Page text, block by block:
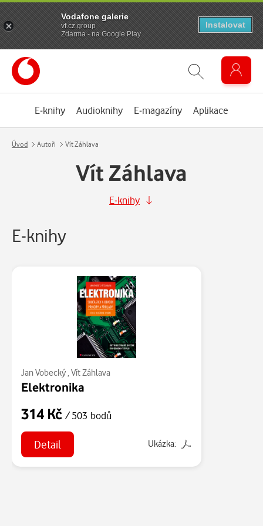
E-knihy Audioknihy E-magazíny Aplikace
Úvod Autoři Vít Záhlava
Vít Záhlava
E-knihy
E-knihy
Jan Vobecký, Vít Záhlava
Elektronika
314 Kč / 503 bodů
Detail Ukázka:
Vodafone galerie
vf.cz.group
Zdarma - na Google Play
Instalovat